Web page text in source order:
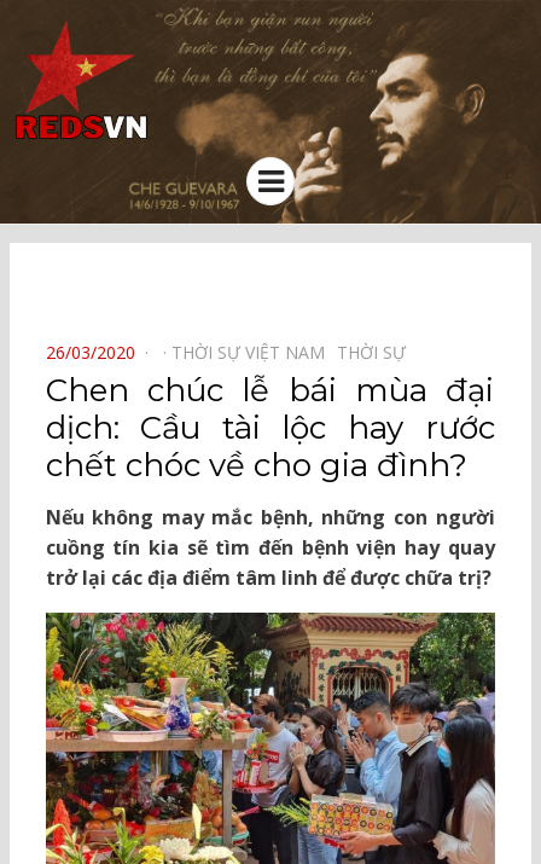
Kênh chia sẻ tri thức cộng đồng
Menu
POSTED
ON
26/03/2020 THỜI SỰ VIỆT NAM⠀ THỜI SỰ⠀
Chen chúc lễ bái mùa đại
dịch: Cầu tài lộc hay rước
chết chóc về cho gia đình?
Nếu không may mắc bệnh, những con người
cuồng tín kia sẽ tìm đến bệnh viện hay quay
trở lại các địa điểm tâm linh để được chữa trị?